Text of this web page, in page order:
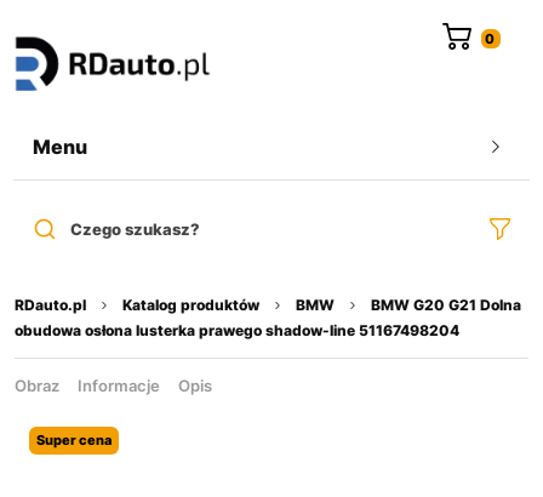
Menu
Czego szukasz?
RDauto.pl Katalog produktów BMW
BMW G20 G21 Dolna
obudowa osłona lusterka prawego shadow-line 51167498204
Obraz Informacje Opis
Super cena